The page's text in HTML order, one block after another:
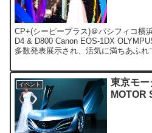
CP+(シーピープラス)＠パシフィコ横
D4 & D800 Canon EOS-1DX
多数発表展示され、活気に満ちあふ
イベント
東京モ
MOTOR